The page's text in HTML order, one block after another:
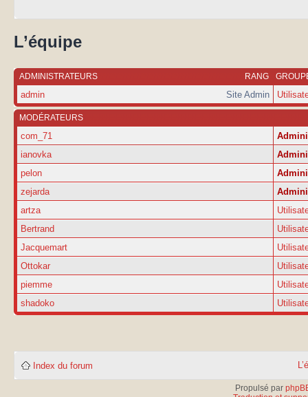
L’équipe
RANG
ADMINISTRATEURS
Site Admin
admin
MODÉRATEURS
com_71
ianovka
pelon
zejarda
artza
Bertrand
Jacquemart
Ottokar
piemme
shadoko
Index du forum
Propulsé par